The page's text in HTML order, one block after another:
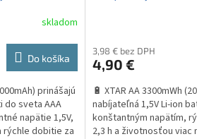
skladom
Do košíka
prinášajú
do sveta AAA
napätie 1,5V,
rýchle dobitie za
produktu
je
z
5
hviezdičiek.
3,98 € bez DPH
4,90 €
🔋 XTAR AA 3300mWh
nabíjateľná 1,5V Li-ion
konštantným napätím,
2,3 h a životnosťou viac